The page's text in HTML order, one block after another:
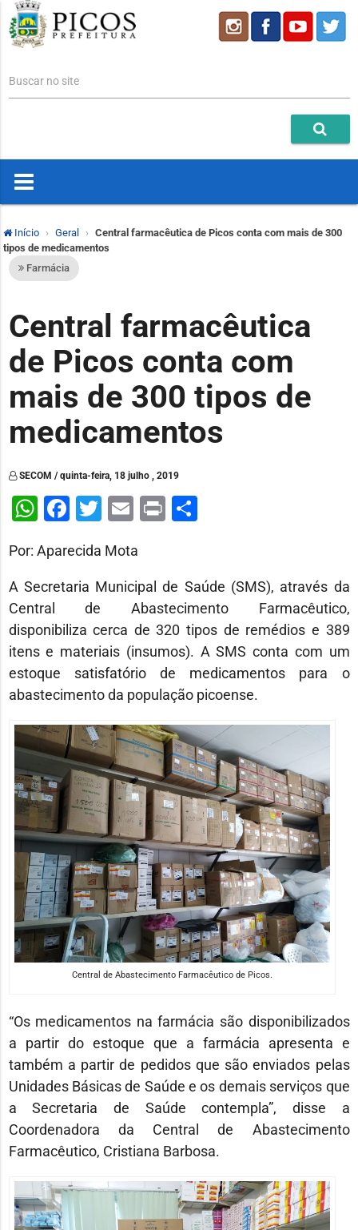
Buscar no site
Início Geral
Central farmacêutica de Picos conta com mais de 300
tipos de medicamentos
Farmácia
Central farmacêutica
de Picos conta com
mais de 300 tipos de
medicamentos
SECOM / quinta-feira, 18 julho , 2019
WhatsApp
Facebook
Twitter
Email
PrintShare
Por: Aparecida Mota
A Secretaria Municipal de Saúde (SMS), através da
Central de Abastecimento Farmacêutico,
disponibiliza cerca de 320 tipos de remédios e 389
itens e materiais (insumos). A SMS conta com um
estoque satisfatório de medicamentos para o
abastecimento da população picoense.
Central de Abastecimento Farmacêutico de Picos.
“Os medicamentos na farmácia são disponibilizados
a partir do estoque que a farmácia apresenta e
também a partir de pedidos que são enviados pelas
Unidades Básicas de Saúde e os demais serviços que
a Secretaria de Saúde contempla”, disse a
Coordenadora da Central de Abastecimento
Farmacêutico, Cristiana Barbosa.